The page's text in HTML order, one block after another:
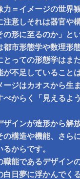
力＝イメージの世界
注意しそれは器官や
の形に至るのか」と
都市形態学や数理形
とっての形態学はま
が不足していること
ージはカオスから生
べからく「見えるよ
ザインが造形から解
の構造や機能、さら
からです。
職能であるデザイン
白日夢に浮かんでく